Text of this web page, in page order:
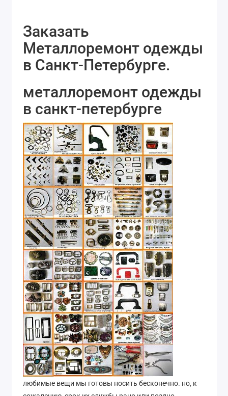
Заказать
Металлоремонт одежды
в Санкт-Петербурге.
металлоремонт одежды
в санкт-петербурге
любимые вещи мы готовы носить бесконечно. но, к